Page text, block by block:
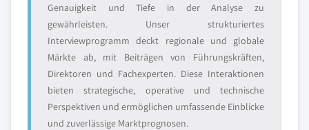
Genauigkeit und Tiefe in der Analyse zu
gewährleisten. Unser strukturiertes
Interviewprogramm deckt regionale und globale
Märkte ab, mit Beiträgen von Führungskräften,
Direktoren und Fachexperten. Diese Interaktionen
bieten strategische, operative und technische
Perspektiven und ermöglichen umfassende Einblicke
und zuverlässige Marktprognosen.